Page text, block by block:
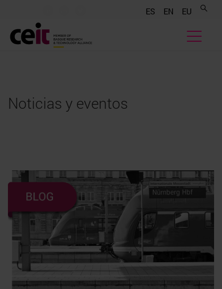
ES EN EU
Noticias y eventos